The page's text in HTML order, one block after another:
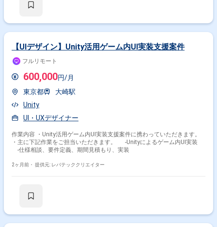
【UIデザイン】Unity活用ゲーム内UI実装支援案件
フルリモート
600,000円/月
東京都
大崎駅
Unity
UI・UXデザイナー
作業内容 ・Unity活用ゲーム内UI実装支援案件に携わっていただきます。
・主に下記作業をご担当いただきます。 -Unityによるゲーム内UI実装
-仕様相談、要件定義、期間見積もり、実装
2ヶ月前・ 提供元: レバテッククリエイター